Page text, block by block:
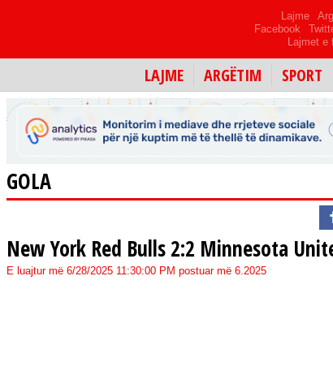
Lajme
Facebook
Lajmet e
LAJME ARGËTIM SPORT
GOLA
New York Red Bulls 2:2 Minnesota
E luajtur më 6/28/2025 11:30:00 PM postuar më 6.2025